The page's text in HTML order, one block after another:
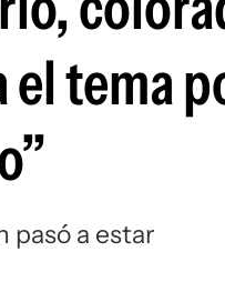
el tema
pasó a estar